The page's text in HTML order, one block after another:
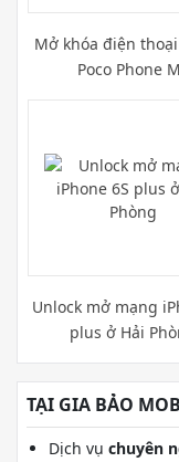
Mở khóa điện
Poco Phone
Unlock mở mạng
plus ở Hải
TẠI GIA BẢO
Dịch vụ chuyên